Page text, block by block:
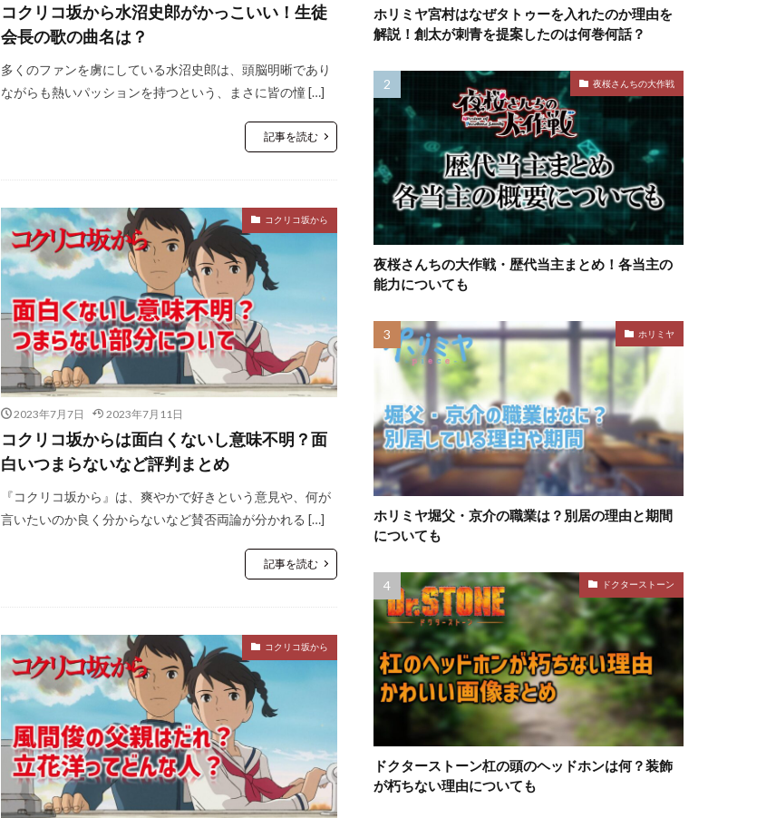
コクリコ坂から水沼史郎がかっこいい！生徒
会長の歌の曲名は？
多くのファンを虜にしている水沼史郎は、頭脳明晰であり
ながらも熱いパッションを持つという、まさに皆の憧 […]
記事を読む
コクリコ坂から
2023年7月7日 2023年7月11日
コクリコ坂からは面白くないし意味不明？面
白いつまらないなど評判まとめ
『コクリコ坂から』は、爽やかで好きという意見や、何が
言いたいのか良く分からないなど賛否両論が分かれる […]
記事を読む
コクリコ坂から
ホリミヤ宮村はなぜタトゥーを入れたのか理由を
解説！創太が刺青を提案したのは何巻何話？
夜桜さんちの大作戦
夜桜さんちの大作戦・歴代当主まとめ！各当主の
能力についても
ホリミヤ
ホリミヤ堀父・京介の職業は？別居の理由と期間
についても
ドクターストーン
ドクターストーン杠の頭のヘッドホンは何？装飾
が朽ちない理由についても